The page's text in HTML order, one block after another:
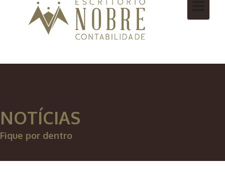
NOTÍCIAS
Fique por dentro